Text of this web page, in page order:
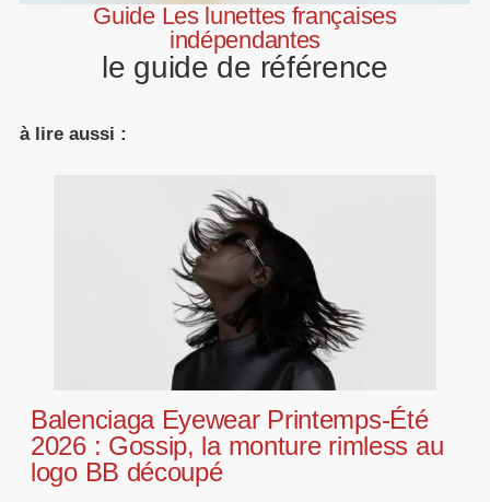
Guide Les lunettes françaises
indépendantes
le guide de référence
à lire aussi :
Balenciaga Eyewear Printemps-Été
2026 : Gossip, la monture rimless au
logo BB découpé